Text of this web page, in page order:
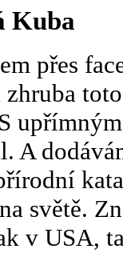
Kuba
přes
zhruba
A
světě.
v USA,